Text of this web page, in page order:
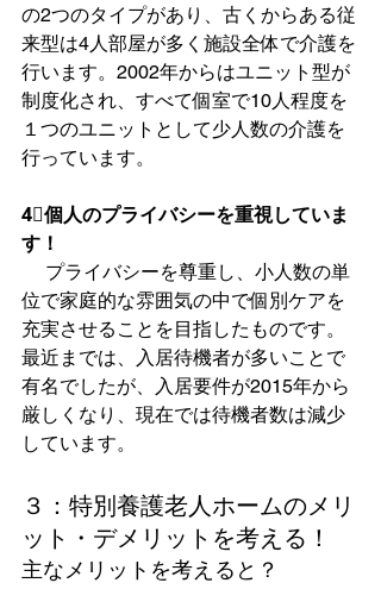
の2つのタイプがあり、古くからある従
来型は4人部屋が多く施設全体で介護を
行います。2002年からはユニット型が
制度化され、すべて個室で10人程度を
１つのユニットとして少人数の介護を
行っています。
4⃣個人のプライバシーを重視していま
す！
プライバシーを尊重し、小人数の単
位で家庭的な雰囲気の中で個別ケアを
充実させることを目指したものです。
最近までは、入居待機者が多いことで
有名でしたが、入居要件が2015年から
厳しくなり、現在では待機者数は減少
しています。
３：特別養護老人ホームのメリ
ット・デメリットを考える！
主なメリットを考えると？